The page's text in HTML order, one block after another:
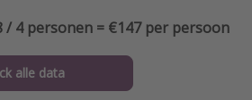
/ 4 personen = €147 per persoon
alle data